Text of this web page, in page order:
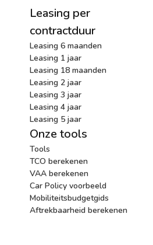
Leasing per
contractduur
Leasing 6 maanden
Leasing 1 jaar
Leasing 18 maanden
Leasing 2 jaar
Leasing 3 jaar
Leasing 4 jaar
Leasing 5 jaar
Onze tools
Tools
TCO berekenen
VAA berekenen
Car Policy voorbeeld
Mobiliteitsbudgetgids
Aftrekbaarheid berekenen